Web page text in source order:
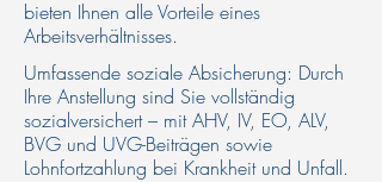
bieten Ihnen alle Vorteile eines
Arbeitsverhältnisses.​
Umfassende soziale Absicherung: Durch
Ihre Anstellung sind Sie vollständig
sozialversichert – mit AHV, IV, EO, ALV,
BVG und UVG-Beiträgen sowie
Lohnfortzahlung bei Krankheit und Unfall.​